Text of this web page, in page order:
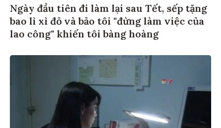
Ngày đầu tiên đi làm lại sau Tết, sếp tặng
bao lì xì đỏ và bảo tôi "đừng làm việc của
lao công" khiến tôi bàng hoàng